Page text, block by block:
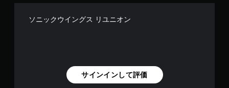
ソニックウイングス リユニオン
サインインして評価